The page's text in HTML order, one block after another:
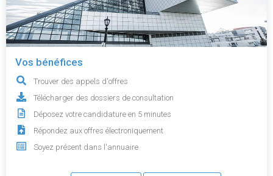
Vos bénéfices
Trouver des appels d'offres
Télécharger des dossiers de consultation
Déposez votre candidature en 5 minutes
Répondez aux offres électroniquement
Soyez présent dans l'annuaire